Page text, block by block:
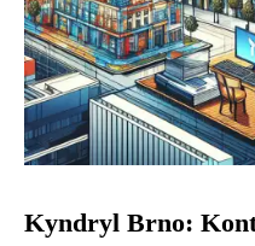
Kyndryl Brno: